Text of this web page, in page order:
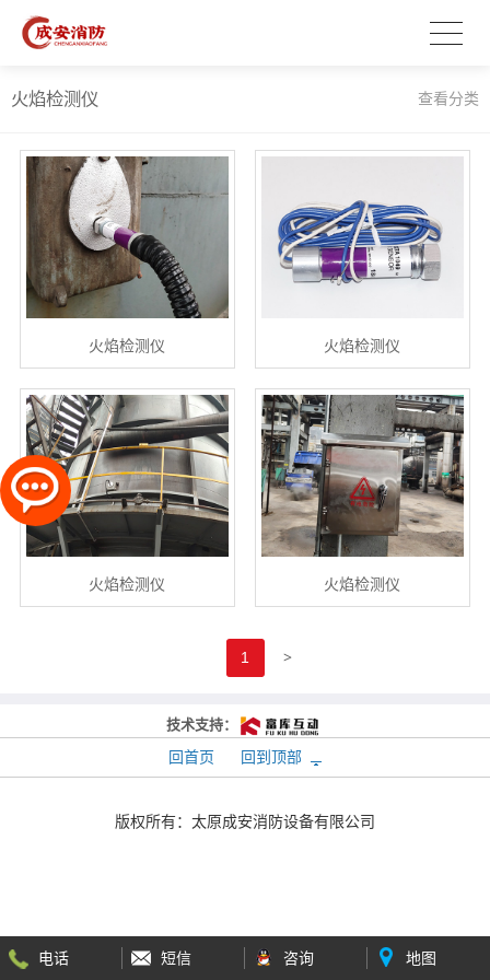
火焰检测仪 查看分类
火焰检测仪 火焰检测仪
火焰检测仪 火焰检测仪
1 >
技术支持：
电话 短信 咨询 地图
回首页 回到顶部
版权所有： 太原成安消防设备有限公司